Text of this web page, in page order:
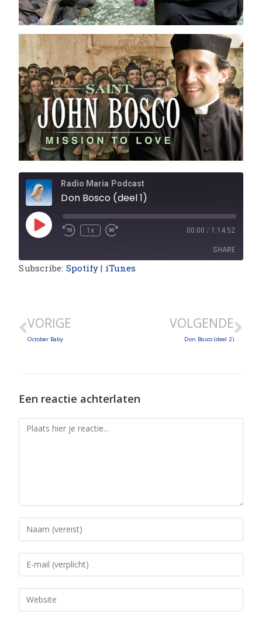
Radio Maria Podcast
Don Bosco (deel 1)
1x 00:00 / 1:14:52
SHARE
Subscribe: Spotify | iTunes
VORIGE
October Baby
VOLGENDE
Don Bosco (deel 2)
Een reactie achterlaten